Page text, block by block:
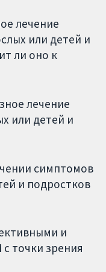
лечение
или детей и
ли оно к
лечение
или детей и
симптомов
и подростков
и
точки зрения